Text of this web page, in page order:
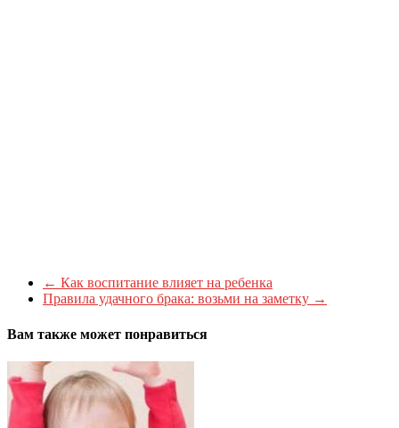
← Как воспитание влияет на ребенка
Правила удачного брака: возьми на заметку →
Вам также может понравиться